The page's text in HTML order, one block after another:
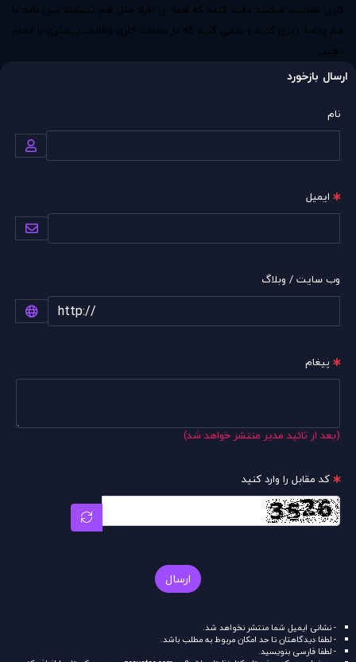
کاری فعالیت میکنید دقت کنید که همه ی افراد مثل هم نیستند پس باید با
هم برنامه ریزی کنید و سعی کنید که در ساعات کاری وظایف بیشتری را انجام
دهید.
ارسال بازخورد
نام
ایمیل
وب سایت / وبلاگ
پیغام
(بعد از تائید مدیر منتشر خواهد شد)
کد مقابل را وارد کنید
ارسال
- نشانی ایمیل شما منتشر نخواهد شد.
- لطفا دیدگاهتان تا حد امکان مربوط به مطلب باشد.
- لطفا فارسی بنویسید.